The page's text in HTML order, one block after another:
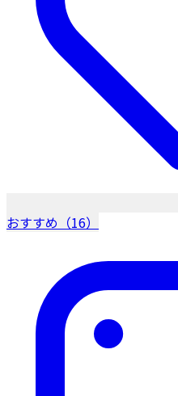
おすすめ（16）